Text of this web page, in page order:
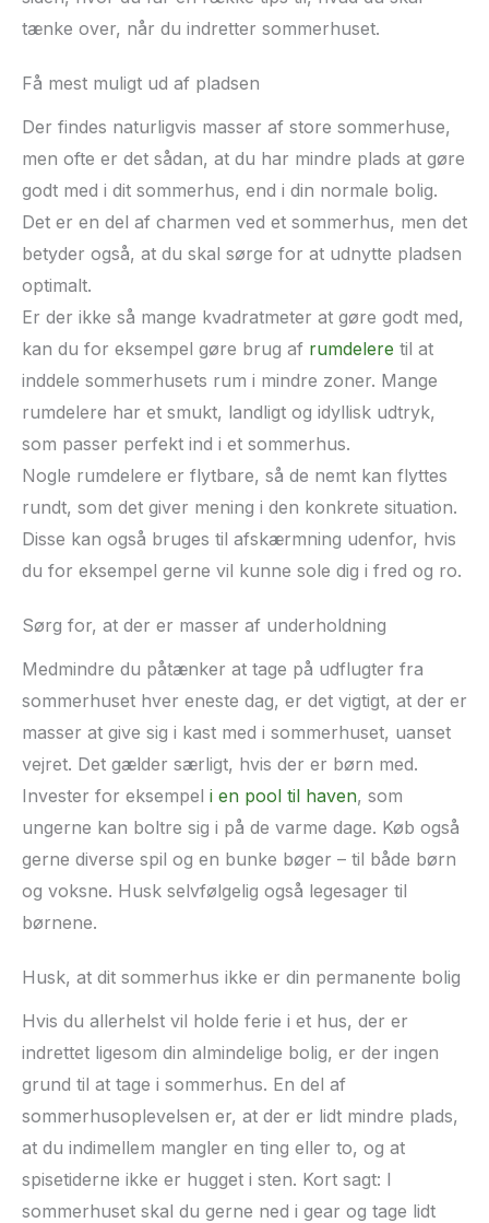
tænke over, når du indretter sommerhuset.
Få mest muligt ud af pladsen
Der findes naturligvis masser af store sommerhuse,
men ofte er det sådan, at du har mindre plads at gøre
godt med i dit sommerhus, end i din normale bolig.
Det er en del af charmen ved et sommerhus, men det
betyder også, at du skal sørge for at udnytte pladsen
optimalt.
Er der ikke så mange kvadratmeter at gøre godt med,
kan du for eksempel gøre brug af rumdelere til at
inddele sommerhusets rum i mindre zoner. Mange
rumdelere har et smukt, landligt og idyllisk udtryk,
som passer perfekt ind i et sommerhus.
Nogle rumdelere er flytbare, så de nemt kan flyttes
rundt, som det giver mening i den konkrete situation.
Disse kan også bruges til afskærmning udenfor, hvis
du for eksempel gerne vil kunne sole dig i fred og ro.
Sørg for, at der er masser af underholdning
Medmindre du påtænker at tage på udflugter fra
sommerhuset hver eneste dag, er det vigtigt, at der er
masser at give sig i kast med i sommerhuset, uanset
vejret. Det gælder særligt, hvis der er børn med.
Invester for eksempel i en pool til haven, som
ungerne kan boltre sig i på de varme dage. Køb også
gerne diverse spil og en bunke bøger – til både børn
og voksne. Husk selvfølgelig også legesager til
børnene.
Husk, at dit sommerhus ikke er din permanente bolig
Hvis du allerhelst vil holde ferie i et hus, der er
indrettet ligesom din almindelige bolig, er der ingen
grund til at tage i sommerhus. En del af
sommerhusoplevelsen er, at der er lidt mindre plads,
at du indimellem mangler en ting eller to, og at
spisetiderne ikke er hugget i sten. Kort sagt: I
sommerhuset skal du gerne ned i gear og tage lidt